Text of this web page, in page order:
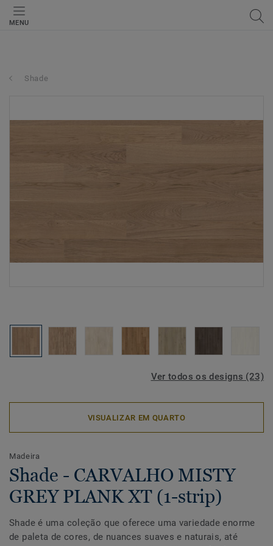
MENU
Shade
Ver todos os designs (23)
VISUALIZAR EM QUARTO
Madeira
Shade - CARVALHO MISTY
GREY PLANK XT (1-strip)
Shade é uma coleção que oferece uma variedade enorme
de paleta de cores, de nuances suaves e naturais, até